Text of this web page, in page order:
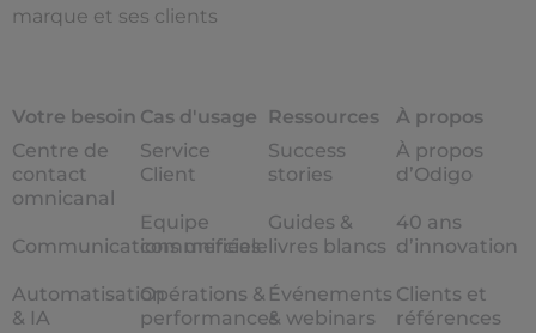
marque et ses clients
Votre besoin
Centre de
contact
omnicanal
Communications unifiées
Automatisation
& IA
Cas d'usage
Service
Client
Equipe
commerciale
Opérations &
performances
Ressources
Success
stories
Guides &
livres blancs
Événements
& webinars
À propos
À propos
d’Odigo
40 ans
d’innovation
Clients et
références